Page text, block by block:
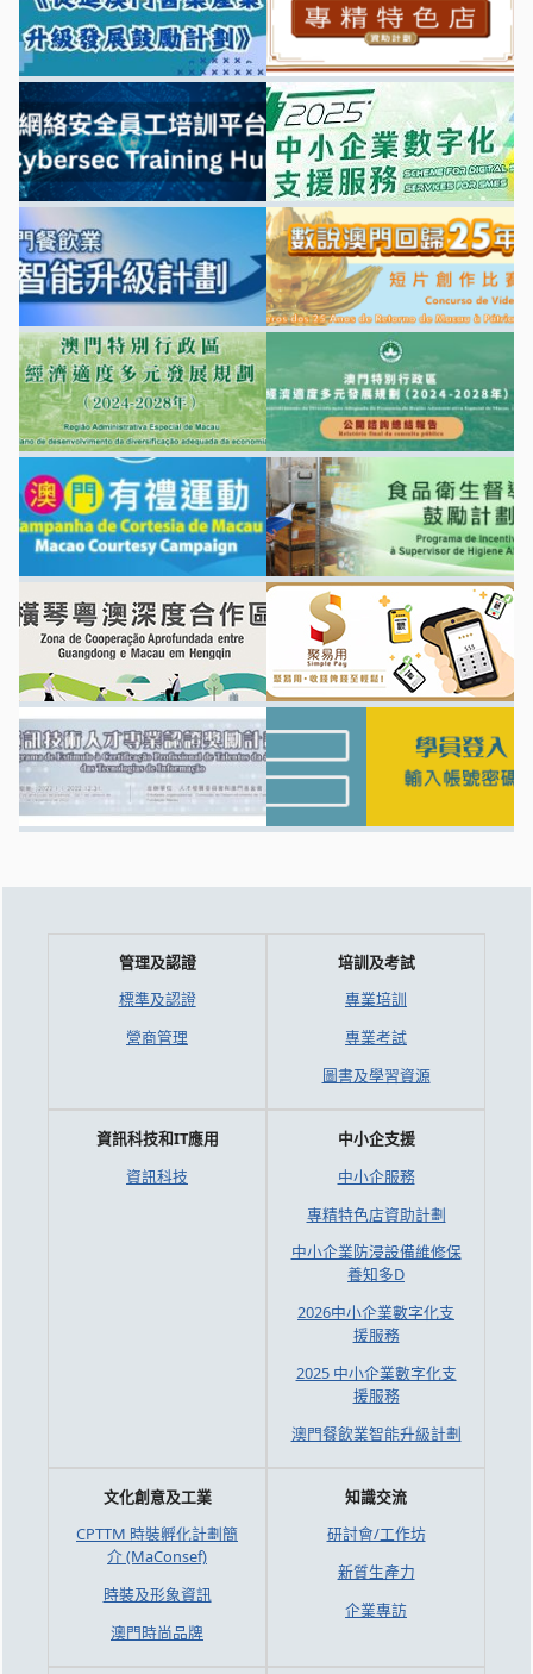
管理及認證
標準及認證
營商管理
培訓及考試
專業培訓
專業考試
圖書及學習資源
資訊科技和IT應用
資訊科技
中小企支援
中小企服務
專精特色店資助計劃
中小企業防浸設備維修保
養知多D
2026中小企業數字化支
援服務
2025 中小企業數字化支
援服務
澳門餐飲業智能升級計劃
文化創意及工業
CPTTM 時裝孵化計劃簡
介 (MaConsef)
時裝及形象資訊
澳門時尚品牌
知識交流
研討會/工作坊
新質生產力
企業專訪